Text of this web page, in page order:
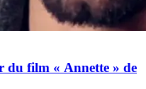
du film « Annette » de